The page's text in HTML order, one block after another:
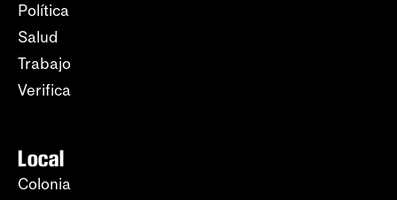
Política
Salud
Trabajo
Verifica
Local
Colonia